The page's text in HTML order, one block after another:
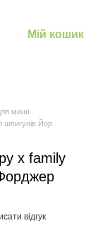
Мій кошик
миші
шпигунів Йор
x family
відгук